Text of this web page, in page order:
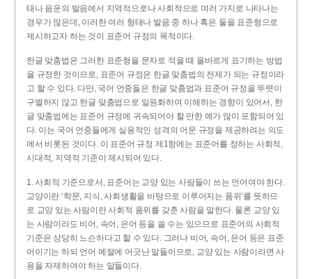
태나 음운의 발음에서 지역적으로나 사회적으로 여러 가지로 나타나는
경우가 많은데, 이러한 여러 형태나 발음 중 하나 혹은 둘을 표준형으로
제시하고자 하는 것이 표준어 규정의 목적이다.
한글 맞춤법은 그러한 표준형을 문자로 적을 때 올바르게 표기하는 방법
을 규정한 것이므로, 표준어 규정은 한글 맞춤법의 전제가 되는 규정이라
고 할 수 있다. 다만, 국어 언중들은 한글 맞춤법과 표준어 규정을 뚜렷이
구별하지 않고 한글 맞춤법으로 일원화하여 이해하는 경향이 있어서, 한
글 맞춤법에는 표준어 규정에 귀속되어야 할 만한 예가 많이 포함되어 있
다. 이는 국어 언중들에게 실용적인 성격의 어문 규정을 제공하려는 의도
에서 비롯된 것이다. 이 표준어 규정 제1항에는 표준어를 정하는 사회적,
시대적, 지역적 기준이 제시되어 있다.
1. 사회적 기준으로서, 표준어는 교양 있는 사람들이 쓰는 언어여야 한다.
교양이란 ‘학문, 지식, 사회생활을 바탕으로 이루어지는 품위’를 뜻하므
로 교양 있는 사람이란 사회적 품위를 갖춘 사람을 말한다. 물론 교양 있
는 사람이라도 비어, 속어, 은어 등을 쓸 수는 있으므로 표준어의 사회적
기준은 상당히 느슨하다고 할 수 있다. 그러나 비어, 속어, 은어 등은 표준
어이기는 하되 언어 예절에 어긋난 말들이므로, 교양 있는 사람이라면 사
용을 자제하여야 하는 말들이다.